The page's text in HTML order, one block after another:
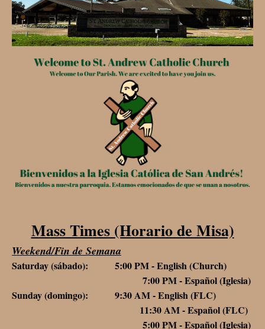
Mass Times (Horario de Misa)
Weekend/Fin de Semana
Saturday (sábado): 5:00 PM - English (Church)
7:00 PM - Español (Iglesia)
Sunday (domingo): 9:30 AM - English (FLC)
11:30 AM - Español (FLC)
5:00 PM - Español (Iglesia)